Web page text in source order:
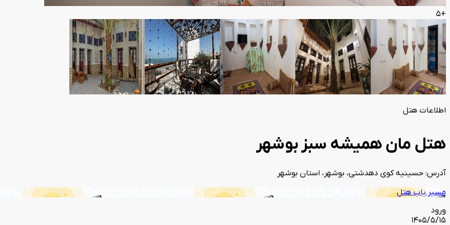
+5
اطلاعات هتل
هتل مان همیشه سبز بوشهر
آدرس: حسینیه کوى دهدشتى، بوشهر، استان بوشهر
مسیر یاب هتل
ورود
1405/5/15